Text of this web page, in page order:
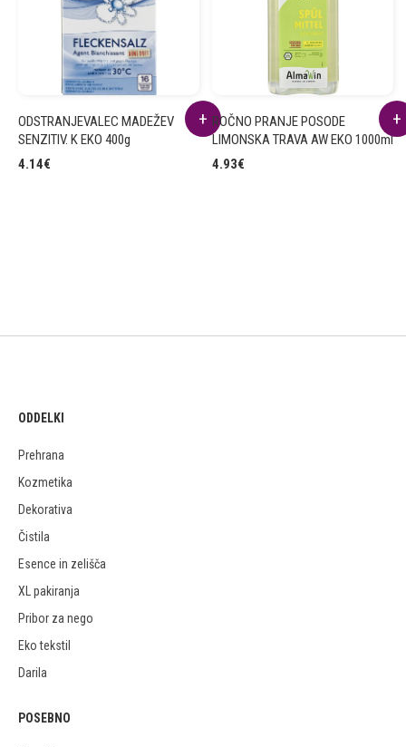
ODSTRANJEVALEC MADEŽEV
SENZITIV. K EKO 400g
4.14€
ROČNO PRANJE POSODE
LIMONSKA TRAVA AW EKO 1000ml
4.93€
ODDELKI
Prehrana
Kozmetika
Dekorativa
Čistila
Esence in zelišča
XL pakiranja
Pribor za nego
Eko tekstil
Darila
POSEBNO